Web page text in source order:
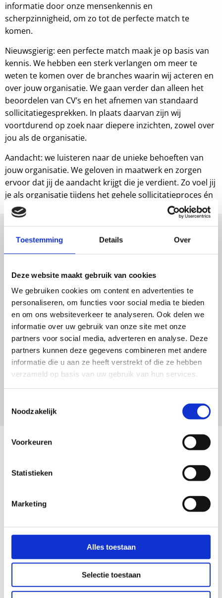
Toestemming Details Over
Deze website maakt gebruik van cookies
We gebruiken cookies om content en advertenties te
personaliseren, om functies voor social media te bieden
en om ons websiteverkeer te analyseren. Ook delen we
informatie over uw gebruik van onze site met onze
partners voor social media, adverteren en analyse. Deze
partners kunnen deze gegevens combineren met andere
informatie die u aan ze heeft verstrekt of die ze hebben
verzameld op basis van uw gebruik van hun services.
Noodzakelijk
Voorkeuren
Statistieken
Marketing
Alles toestaan
Selectie toestaan
informatie door onze mensenkennis en
scherpzinnigheid, om zo tot de perfecte match te
komen.
Nieuwsgierig: een perfecte match maak je op basis van
kennis. We hebben een sterk verlangen om meer te
weten te komen over de branches waarin wij acteren en
over jouw organisatie. We gaan verder dan alleen het
beoordelen van CV’s en het afnemen van standaard
sollicitatiegesprekken. In plaats daarvan zijn wij
voortdurend op zoek naar diepere inzichten, zowel over
jou als de organisatie.
Aandacht: we luisteren naar de unieke behoeften van
jouw organisatie. We geloven in maatwerk en zorgen
ervoor dat jij de aandacht krijgt die je verdient. Zo voel jij
je als organisatie tijdens het gehele sollicitatieproces én
daarna geholpen en gehoord.
”Onze ervaringen met Proud People zijn louter positief.
Een goed team,
persoonlijke aandacht en ze zijn altijd in staat geweest
een goede
match te vinden voor onze onderneming. We koesteren
de samenwerking
dan ook en bevelen Proud People van harte aan.”
Bart Bruggeman | Financieel directeur | Zadelhoff